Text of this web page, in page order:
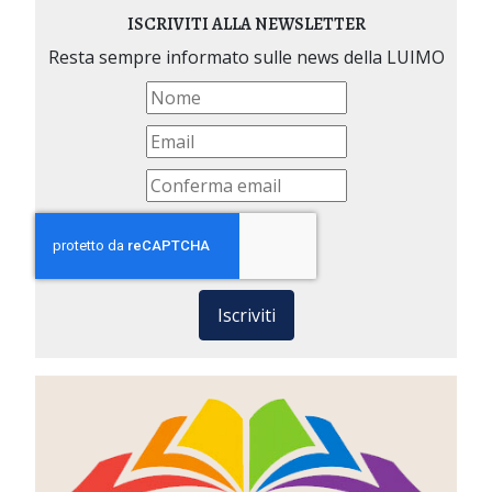
ISCRIVITI ALLA NEWSLETTER
Resta sempre informato sulle news della LUIMO
Iscriviti